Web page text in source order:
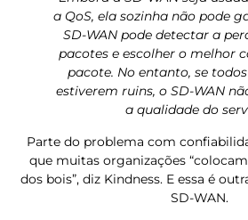
a QoS, ela sozinha não pode
SD-WAN pode detectar a
pacotes e escolher o melhor
pacote. No entanto, se
estiverem ruins, o SD-WAN
a qualidade do
Parte do problema com
que muitas organizações
dos bois”, diz Kindness. E essa é
SD-WAN.